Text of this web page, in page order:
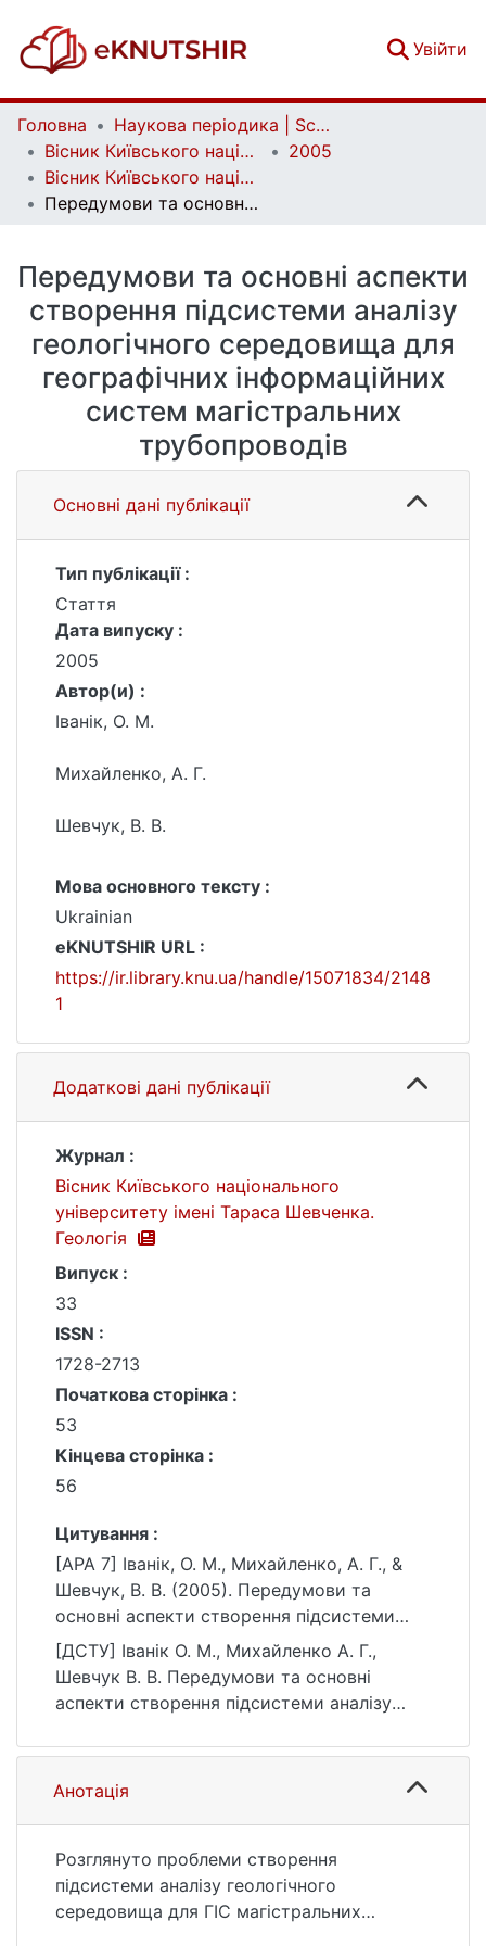
Увійти
Головна
Наукова періодика | Scientific periodicals
Вісник Київського національного університету імені Тараса Шевченка. Геологія | Visnyk of Taras Shevchenko National University of Kyiv. Geology
2005
Вісник Київського національного університету імені Тараса Шевченка. Геологія. Вип. 33
Передумови та основні аспекти створення підсистеми аналізу геологічного середовища для географічних інформаційних систем магістральних трубопроводів
Передумови та основні аспекти
створення підсистеми аналізу
геологічного середовища для
географічних інформаційних
систем магістральних
трубопроводів
Основні дані публікації
Тип публікації :
Стаття
Дата випуску :
2005
Автор(и) :
Іванік, О. М.
Михайленко, А. Г.
Шевчук, В. В.
Мова основного тексту :
Ukrainian
eKNUTSHIR URL :
https://ir.library.knu.ua/handle/15071834/2148
1
Додаткові дані публікації
Журнал :
Вісник Київського національного
університету імені Тараса Шевченка.
Геологія
Випуск :
33
ISSN :
1728-2713
Початкова сторінка :
53
Кінцева сторінка :
56
Цитування :
[APA 7] Іванік, О. М., Михайленко, А. Г., &
Шевчук, В. В. (2005). Передумови та
основні аспекти створення підсистеми
аналізу геологічного середовища для
географічних інформаційних систем
магістральних трубопроводів. Вісник
Київського національного університету
імені Тараса Шевченка. Геологія, (33), 53–
https://ir.library.knu.ua/handle/15071834/2148
1
[ДСТУ] Іванік О. М., Михайленко А. Г.,
Шевчук В. В. Передумови та основні
аспекти створення підсистеми аналізу
географічних інформаційних систем
магістральних трубопроводів. Вісник
Київського національного університету
33. С. 53—56. URL:
https://ir.library.knu.ua/handle/15071834/2148
1 (дата звернення: 25.07.2026).
Анотація
Розглянуто проблеми створення
підсистеми аналізу геологічного
середовища для ГІС магістральних